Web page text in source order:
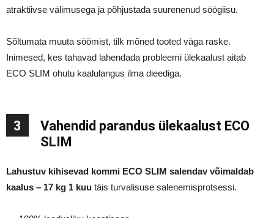
atraktiivse välimusega ja põhjustada suurenenud söögiisu.
Sõltumata muuta söömist, tilk mõned tooted väga raske.
Inimesed, kes tahavad lahendada probleemi ülekaalust aitab
ECO SLIM ohutu kaalulangus ilma dieediga.
3
Vahendid parandus ülekaalust ECO
SLIM
Lahustuv kihisevad kommi ECO SLIM salendav võimaldab
kaalus – 17 kg 1 kuu täis turvalisuse salenemisprotsessi.